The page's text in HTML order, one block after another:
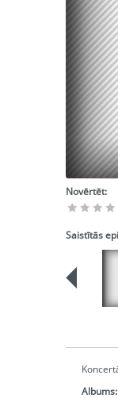
Novērtēt:
Saistītās
Albums: